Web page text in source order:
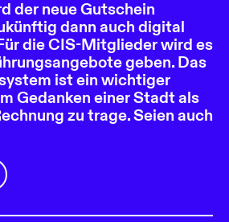
der neue Gutschein
dann auch digital
die CIS-Mitglieder wird es
geben. Das
ist ein wichtiger
Gedanken einer Stadt als
zu trage. Seien auch